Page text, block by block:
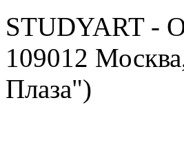
STUDYART -
109012
Плаза")